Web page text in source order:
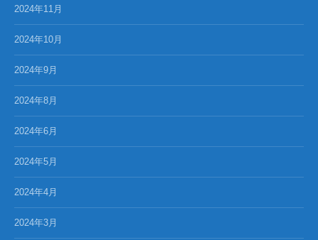
2024年11月
2024年10月
2024年9月
2024年8月
2024年6月
2024年5月
2024年4月
2024年3月